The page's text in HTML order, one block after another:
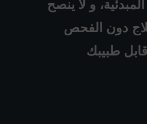
و لا ينصح
دون الفحص
طبيبك